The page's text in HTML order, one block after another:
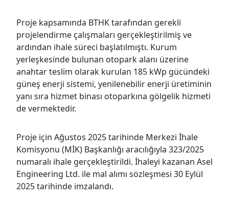
Proje kapsamında BTHK tarafından gerekli
projelendirme çalışmaları gerçekleştirilmiş ve
ardından ihale süreci başlatılmıştı. Kurum
yerleşkesinde bulunan otopark alanı üzerine
anahtar teslim olarak kurulan 185 kWp gücündeki
güneş enerji sistemi, yenilenebilir enerji üretiminin
yanı sıra hizmet binası otoparkına gölgelik hizmeti
de vermektedir.
Proje için Ağustos 2025 tarihinde Merkezi İhale
Komisyonu (MİK) Başkanlığı aracılığıyla 323/2025
numaralı ihale gerçekleştirildi. İhaleyi kazanan Asel
Engineering Ltd. ile mal alımı sözleşmesi 30 Eylül
2025 tarihinde imzalandı.